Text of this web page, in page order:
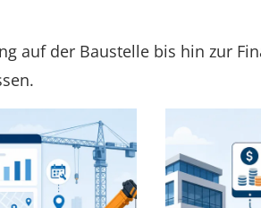
auf der Baustelle bis hin zur